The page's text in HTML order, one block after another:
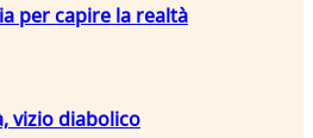
per capire la realtà
vizio diabolico